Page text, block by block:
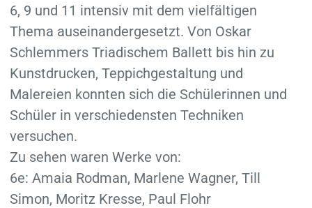
6, 9 und 11 intensiv mit dem vielfältigen
Thema auseinandergesetzt. Von Oskar
Schlemmers Triadischem Ballett bis hin zu
Kunstdrucken, Teppichgestaltung und
Malereien konnten sich die Schülerinnen und
Schüler in verschiedensten Techniken
versuchen.
Zu sehen waren Werke von:
6e: Amaia Rodman, Marlene Wagner, Till
Simon, Moritz Kresse, Paul Flohr